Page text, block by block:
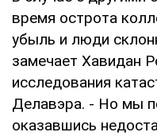
время острота
убыль и люди
замечает Хавидан
исследования
Делавэра. - Но мы
оказавшись